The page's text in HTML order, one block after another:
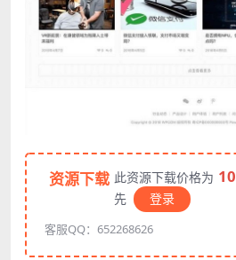
资源下载 此资源下载价格为 10
先
登录
客服QQ：652268626